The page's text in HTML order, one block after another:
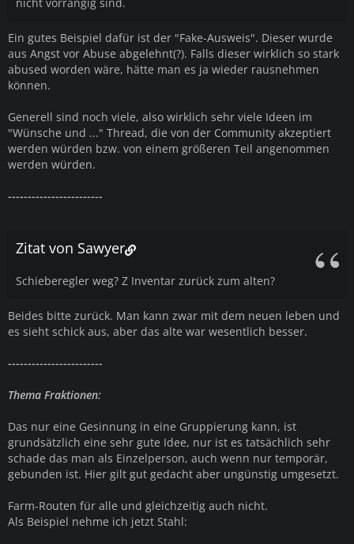
Ein gutes Beispiel dafür ist der "Fake-Ausweis". Dieser wurde
aus Angst vor Abuse abgelehnt(?). Falls dieser wirklich so stark
abused worden wäre, hätte man es ja wieder rausnehmen
können.
Generell sind noch viele, also wirklich sehr viele Ideen im
"Wünsche und ..." Thread, die von der Community akzeptiert
werden würden bzw. von einem größeren Teil angenommen
werden würden.
------------------------
Zitat von Sawyer
Schieberegler weg? Z Inventar zurück zum alten?
Beides bitte zurück. Man kann zwar mit dem neuen leben und
es sieht schick aus, aber das alte war wesentlich besser.
------------------------
Thema Fraktionen:
Das nur eine Gesinnung in eine Gruppierung kann, ist
grundsätzlich eine sehr gute Idee, nur ist es tatsächlich sehr
schade das man als Einzelperson, auch wenn nur temporär,
gebunden ist. Hier gilt gut gedacht aber ungünstig umgesetzt.
Farm-Routen für alle und gleichzeitig auch nicht.
Als Beispiel nehme ich jetzt Stahl: